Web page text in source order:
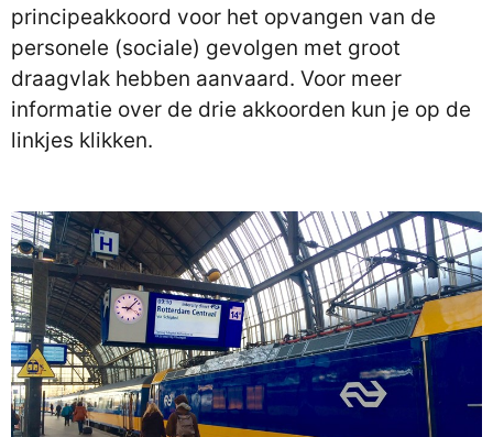
principeakkoord voor het opvangen van de
personele (sociale) gevolgen met groot
draagvlak hebben aanvaard. Voor meer
informatie over de drie akkoorden kun je op de
linkjes klikken.